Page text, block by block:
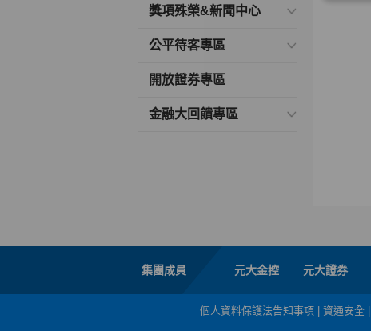
獎項殊榮&新聞中心
公平待客專區
開放證券專區
金融大回饋專區
集團成員 元大金控 元大證券
個人資料保護法告知事項 資通安全